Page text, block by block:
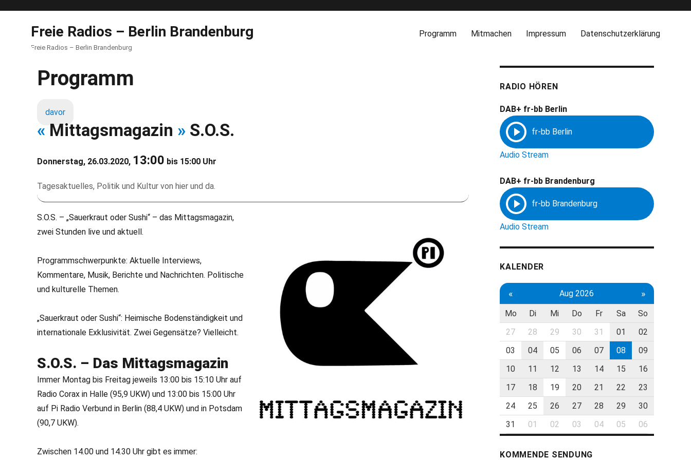
Freie Radios – Berlin Brandenburg
Freie Radios – Berlin Brandenburg
Programm Mitmachen Impressum Datenschutzerklärung
Programm
davor
« Mittagsmagazin » S.O.S.
Donnerstag, 26.03.2020, 13:00 bis 15:00 Uhr
Tagesaktuelles, Politik und Kultur von hier und da.
S.O.S. – „Sauerkraut oder Sushi“ – das Mittagsmagazin,
zwei Stunden live und aktuell.
Programmschwerpunkte: Aktuelle Interviews,
Kommentare, Musik, Berichte und Nachrichten. Politische
und kulturelle Themen.
„Sauerkraut oder Sushi“: Heimische Bodenständigkeit und
internationale Exklusivität. Zwei Gegensätze? Vielleicht.
S.O.S. – Das Mittagsmagazin
Immer Montag bis Freitag jeweils 13:00 bis 15:10 Uhr auf
Radio Corax in Halle (95,9 UKW) und 13:00 bis 15:00 Uhr
auf Pi Radio Verbund in Berlin (88,4 UKW) und in Potsdam
(90,7 UKW).
Zwischen 14.00 und 14.30 Uhr gibt es immer:
RADIO HÖREN
DAB+ fr-bb Berlin
Audio Stream
DAB+ fr-bb Brandenburg
Audio Stream
KALENDER
« Aug 2026 »
Mo Di Mi Do Fr Sa
So
27
28 29 30 31 01
02
03
04 05 06 07 08
09
10
11 12 13 14 15
16
17
18 19 20 21 22
23
24
25 26 27 28 29
30
31
01 02 03 04 05 06
KOMMENDE SENDUNG